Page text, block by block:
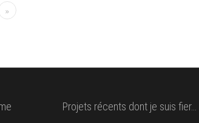
»
Projets récents dont je suis fier…